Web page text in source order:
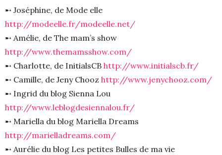
➸ Joséphine, de Mode elle
http://modeelle.fr/modeelle.net/
➸ Amélie, de The mam’s show
http://www.themamsshow.com/
➸ Charlotte, de InitialsCB http://www.initialscb.fr/
➸ Camille, de Jeny Chooz http://www.jenychooz.com/
➸ Ingrid du blog Sienna Lou
http://www.leblogdesiennalou.fr/
➸ Mariella du blog Mariella Dreams
http://marielladreams.com/
➸ Aurélie du blog Les petites Bulles de ma vie